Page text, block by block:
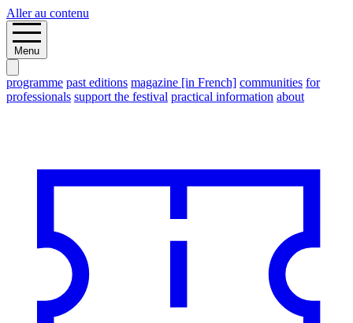
Aller au contenu
Menu
programme past editions magazine [in French] communities for
professionals support the festival practical information about